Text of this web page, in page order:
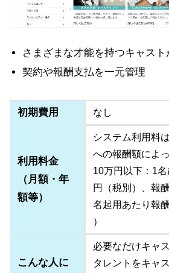
さまざまな才能を持つキャス
契約や報酬支払を一元管理
初期費用 なし
利用料金
（月額・年
額等）
システム利用料
への報酬額によ
10万円以下：1
円（税別）、報
名起用あたり報
）
こんな人に
必要なだけキャ
タレントをキャ